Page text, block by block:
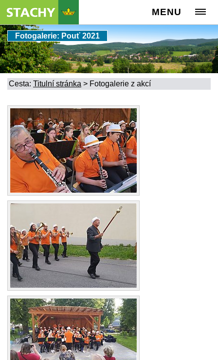
MENU
Fotogalerie: Pouť 2021
Cesta: Titulní stránka > Fotogalerie z akcí